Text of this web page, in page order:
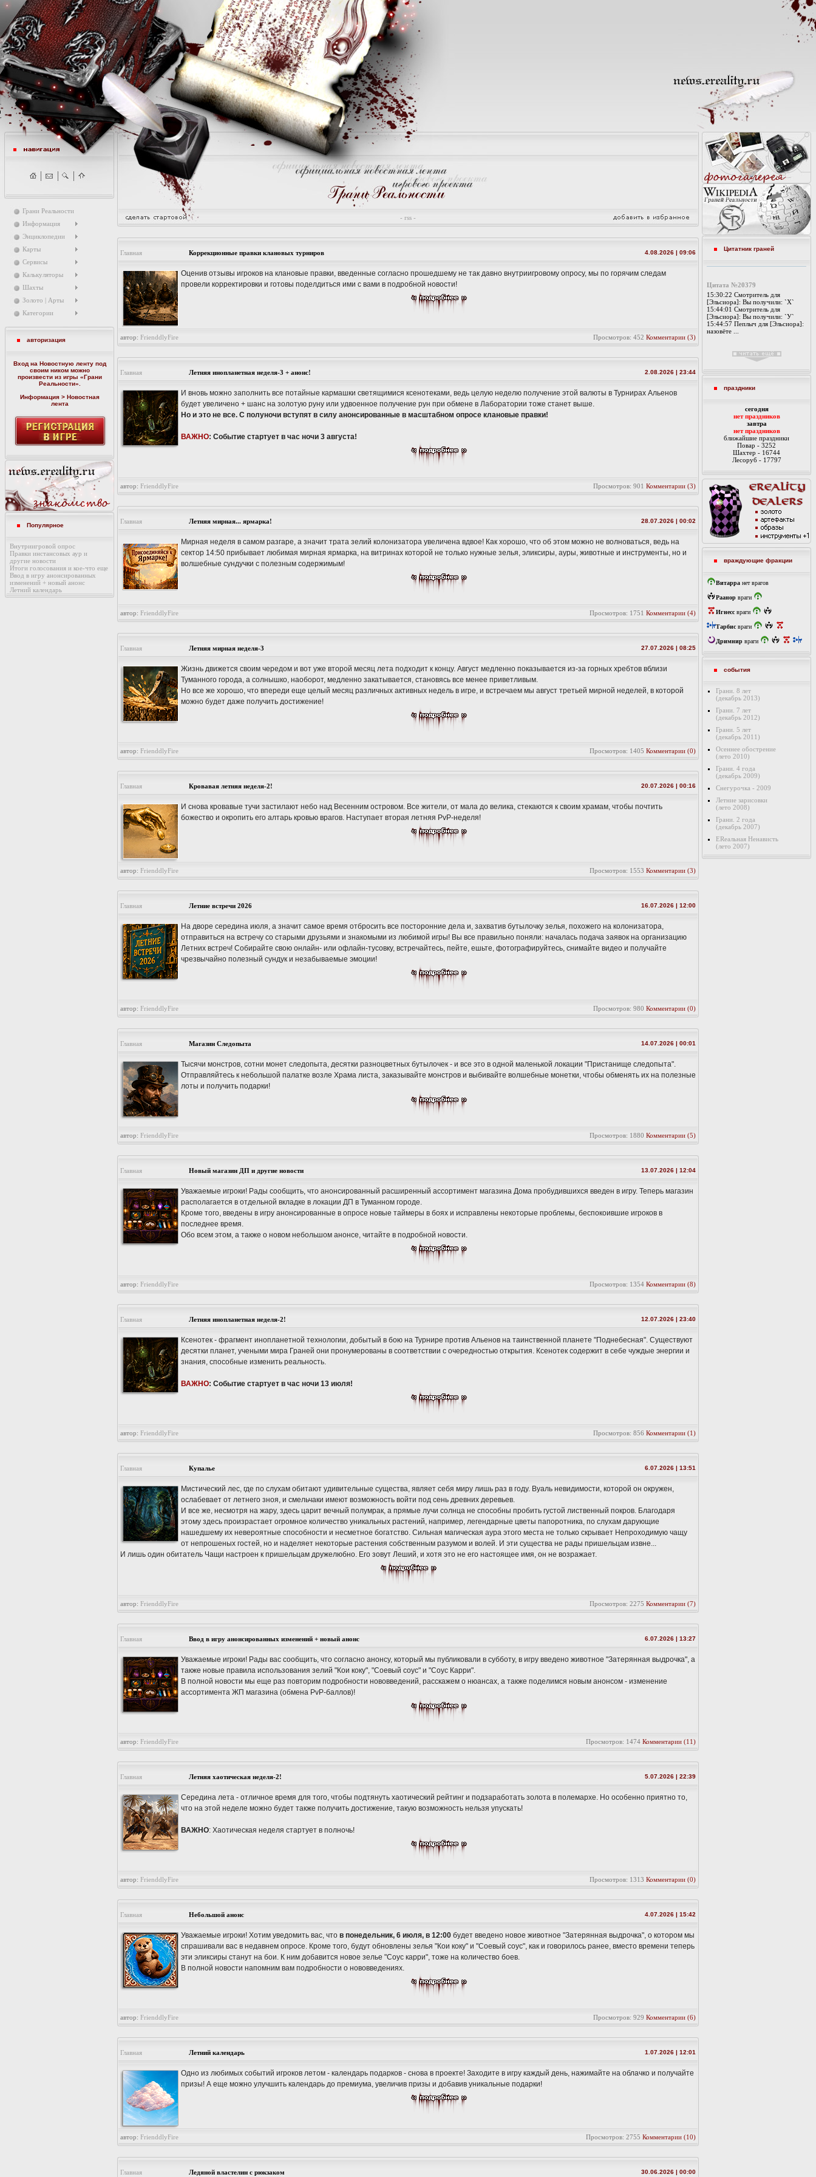
Грани Реальности
Информация
Энциклопедии
Карты
Сервисы
Калькуляторы
Шахты
Золото | Арты
Категории
авторизация
Вход на Новостную ленту под
своим ником можно
произвести из игры «Грани
Реальности».
Информация > Новостная
лента
Популярное
Внутриигровой опрос
Правки инстансовых аур и
другие новости
Итоги голосования и кое-что еще
Ввод в игру анонсированных
изменений + новый анонс
Летний календарь
- rss -
Главная Коррекционные правки клановых турниров 4.08.2026 | 09:06
Оценив отзывы игроков на клановые правки, введенные согласно прошедшему не так давно внутриигровому опросу, мы по горячим следам
провели корректировки и готовы поделдиться ими с вами в подробной новости!
автор: FrienddlyFire Просмотров: 452 Комментарии (3)
Главная Летняя инопланетная неделя-3 + анонс! 2.08.2026 | 23:44
И вновь можно заполнить все потайные кармашки светящимися ксенотеками, ведь целую неделю получение этой валюты в Турнирах Альенов
будет увеличено + шанс на золотую руну или удвоенное получение рун при обмене в Лаборатории тоже станет выше.
Но и это не все. С полуночи вступят в силу анонсированные в масштабном опросе клановые правки!
ВАЖНО: Событие стартует в час ночи 3 августа!
автор: FrienddlyFire Просмотров: 901 Комментарии (3)
Главная Летняя мирная... ярмарка! 28.07.2026 | 00:02
Мирная неделя в самом разгаре, а значит трата зелий колонизатора увеличена вдвое! Как хорошо, что об этом можно не волноваться, ведь на
сектор 14:50 прибывает любимая мирная ярмарка, на витринах которой не только нужные зелья, эликсиры, ауры, животные и инструменты, но и
волшебные сундучки с полезным содержимым!
автор: FrienddlyFire Просмотров: 1751 Комментарии (4)
Главная Летняя мирная неделя-3 27.07.2026 | 08:25
Жизнь движется своим чередом и вот уже второй месяц лета подходит к концу. Август медленно показывается из-за горных хребтов вблизи
Туманного города, а солнышко, наоборот, медленно закатывается, становясь все менее приветливым.
Но все же хорошо, что впереди еще целый месяц различных активных недель в игре, и встречаем мы август третьей мирной неделей, в которой
можно будет даже получить достижение!
автор: FrienddlyFire Просмотров: 1405 Комментарии (0)
Главная Кровавая летняя неделя-2! 20.07.2026 | 00:16
И снова кровавые тучи застилают небо над Весенним островом. Все жители, от мала до велика, стекаются к своим храмам, чтобы почтить
божество и окропить его алтарь кровью врагов. Наступает вторая летняя PvP-неделя!
автор: FrienddlyFire Просмотров: 1553 Комментарии (3)
Главная Летние встречи 2026 16.07.2026 | 12:00
На дворе середина июля, а значит самое время отбросить все посторонние дела и, захватив бутылочку зелья, похожего на колонизатора,
отправиться на встречу со старыми друзьями и знакомыми из любимой игры! Вы все правильно поняли: началась подача заявок на организацию
Летних встреч! Собирайте свою онлайн- или офлайн-тусовку, встречайтесь, пейте, ешьте, фотографируйтесь, снимайте видео и получайте
чрезвычайно полезный сундук и незабываемые эмоции!
автор: FrienddlyFire Просмотров: 980 Комментарии (0)
Главная Магазин Следопыта 14.07.2026 | 00:01
Тысячи монстров, сотни монет следопыта, десятки разноцветных бутылочек - и все это в одной маленькой локации "Пристанище следопыта".
Отправляйтесь к небольшой палатке возле Храма листа, заказывайте монстров и выбивайте волшебные монетки, чтобы обменять их на полезные
лоты и получить подарки!
автор: FrienddlyFire Просмотров: 1880 Комментарии (5)
Главная Новый магазин ДП и другие новости 13.07.2026 | 12:04
Уважаемые игроки! Рады сообщить, что анонсированный расширенный ассортимент магазина Дома пробудившихся введен в игру. Теперь магазин
располагается в отдельной вкладке в локации ДП в Туманном городе.
Кроме того, введены в игру анонсированные в опросе новые таймеры в боях и исправлены некоторые проблемы, беспокоившие игроков в
последнее время.
Обо всем этом, а также о новом небольшом анонсе, читайте в подробной новости.
автор: FrienddlyFire Просмотров: 1354 Комментарии (8)
Главная Летняя инопланетная неделя-2! 12.07.2026 | 23:40
Ксенотек - фрагмент инопланетной технологии, добытый в бою на Турнире против Альенов на таинственной планете "Поднебесная". Существуют
десятки планет, учеными мира Граней они пронумерованы в соответствии с очередностью открытия. Ксенотек содержит в себе чуждые энергии и
знания, способные изменить реальность.
ВАЖНО: Событие стартует в час ночи 13 июля!
автор: FrienddlyFire Просмотров: 856 Комментарии (1)
Главная Купалье 6.07.2026 | 13:51
Мистический лес, где по слухам обитают удивительные существа, являет себя миру лишь раз в году. Вуаль невидимости, которой он окружен,
ослабевает от летнего зноя, и смельчаки имеют возможность войти под сень древних деревьев.
И все же, несмотря на жару, здесь царит вечный полумрак, а прямые лучи солнца не способны пробить густой лиственный покров. Благодаря
этому здесь произрастает огромное количество уникальных растений, например, легендарные цветы папоротника, по слухам дарующие
нашедшему их невероятные способности и несметное богатство. Сильная магическая аура этого места не только скрывает Непроходимую чащу
от непрошеных гостей, но и наделяет некоторые растения собственным разумом и волей. И эти существа не рады пришельцам извне...
И лишь один обитатель Чащи настроен к пришельцам дружелюбно. Его зовут Леший, и хотя это не его настоящее имя, он не возражает.
автор: FrienddlyFire Просмотров: 2275 Комментарии (7)
Главная Ввод в игру анонсированных изменений + новый анонс 6.07.2026 | 13:27
Уважаемые игроки! Рады вас сообщить, что согласно анонсу, который мы публиковали в субботу, в игру введено животное "Затерянная выдрочка", а
также новые правила использования зелий "Кои коку", "Соевый соус" и "Соус Карри".
В полной новости мы еще раз повторим подробности нововведений, расскажем о нюансах, а также поделимся новым анонсом - изменение
ассортимента ЖП магазина (обмена PvP-баллов)!
автор: FrienddlyFire Просмотров: 1474 Комментарии (11)
Главная Летняя хаотическая неделя-2! 5.07.2026 | 22:39
Середина лета - отличное время для того, чтобы подтянуть хаотический рейтинг и подзаработать золота в полемархе. Но особенно приятно то,
что на этой неделе можно будет также получить достижение, такую возможность нельзя упускать!
ВАЖНО: Хаотическая неделя стартует в полночь!
автор: FrienddlyFire Просмотров: 1313 Комментарии (0)
Главная Небольшой анонс 4.07.2026 | 15:42
Уважаемые игроки! Хотим уведомить вас, что в понедельник, 6 июля, в 12:00 будет введено новое животное "Затерянная выдрочка", о котором мы
спрашивали вас в недавнем опросе. Кроме того, будут обновлены зелья "Кои коку" и "Соевый соус", как и говорилось ранее, вместо времени теперь
эти эликсиры станут на бои. К ним добавится новое зелье "Соус карри", тоже на количество боев.
В полной новости напомним вам подробности о нововведениях.
автор: FrienddlyFire Просмотров: 929 Комментарии (6)
Главная Летний календарь 1.07.2026 | 12:01
Одно из любимых событий игроков летом - календарь подарков - снова в проекте! Заходите в игру каждый день, нажимайте на облачко и получайте
призы! А еще можно улучшить календарь до премиума, увеличив призы и добавив уникальные подарки!
автор: FrienddlyFire Просмотров: 2755 Комментарии (10)
Главная Ледяной властелин с рюкзаком 30.06.2026 | 00:00
Цитатник граней
Цитата №20379
15:30:22 Смотритель для
[Эльсиора]: Вы получили: `Х`
15:44:01 Смотритель для
[Эльсиора]: Вы получили: `У`
15:44:57 Пеплыч для [Эльсиора]:
назовёте ...
праздники
cегодня
нет праздников
завтра
нет праздников
ближайшие праздники
Повар - 3252
Шахтер - 16744
Лесоруб - 17797
враждующие фракции
Витарра нет врагов
Раанор враги
Игнесс враги
Тарбис враги
Дримнир враги
события
Грани. 8 лет
(декабрь 2013)
Грани. 7 лет
(декабрь 2012)
Грани. 5 лет
(декабрь 2011)
Осеннее обострение
(лето 2010)
Грани. 4 года
(декабрь 2009)
Снегурочка - 2009
Летние зарисовки
(лето 2008)
Грани. 2 года
(декабрь 2007)
ERеальная Ненависть
(лето 2007)